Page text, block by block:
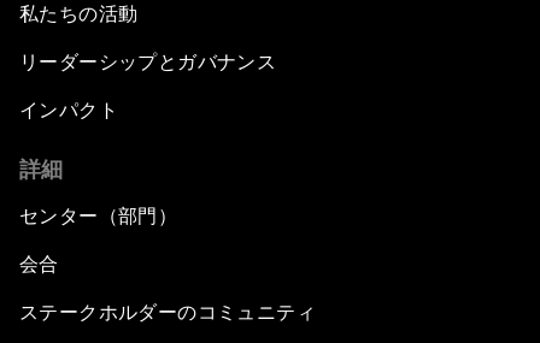
私たちの活動
リーダーシップとガバナンス
インパクト
詳細
センター（部門）
会合
ステークホルダーのコミュニティ